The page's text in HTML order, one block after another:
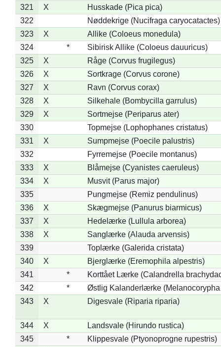
321
X
Husskade (Pica pica)
322
Nøddekrige (Nucifraga caryocatactes)
323
X
Allike (Coloeus monedula)
324
*
Sibirisk Allike (Coloeus dauuricus)
325
X
Råge (Corvus frugilegus)
326
X
Sortkrage (Corvus corone)
327
X
Ravn (Corvus corax)
328
X
Silkehale (Bombycilla garrulus)
329
X
Sortmejse (Periparus ater)
330
Topmejse (Lophophanes cristatus)
331
X
Sumpmejse (Poecile palustris)
332
Fyrremejse (Poecile montanus)
333
X
Blåmejse (Cyanistes caeruleus)
334
X
Musvit (Parus major)
335
Pungmejse (Remiz pendulinus)
336
X
Skægmejse (Panurus biarmicus)
337
X
Hedelærke (Lullula arborea)
338
X
Sanglærke (Alauda arvensis)
339
Toplærke (Galerida cristata)
340
X
Bjerglærke (Eremophila alpestris)
341
*
Korttået Lærke (Calandrella
342
*
Østlig Kalanderlærke (Melanocorypha
343
X Digesvale (Riparia riparia)
344 X
Landsvale (Hirundo rustica)
345
*
Klippesvale (Ptyonoprogne rupestris)